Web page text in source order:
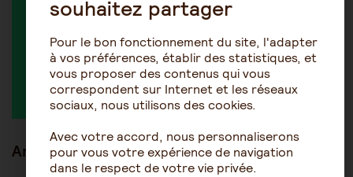
Annie Ludinard LyneMaria
Articles en lien
souhaitez partager
Pour le bon fonctionnement du site, l'adapter
à vos préférences, établir des statistiques, et
vous proposer des contenus qui vous
correspondent sur Internet et les réseaux
sociaux, nous utilisons des cookies.
Avec votre accord, nous personnaliserons
pour vous votre expérience de navigation
dans le respect de votre vie privée.